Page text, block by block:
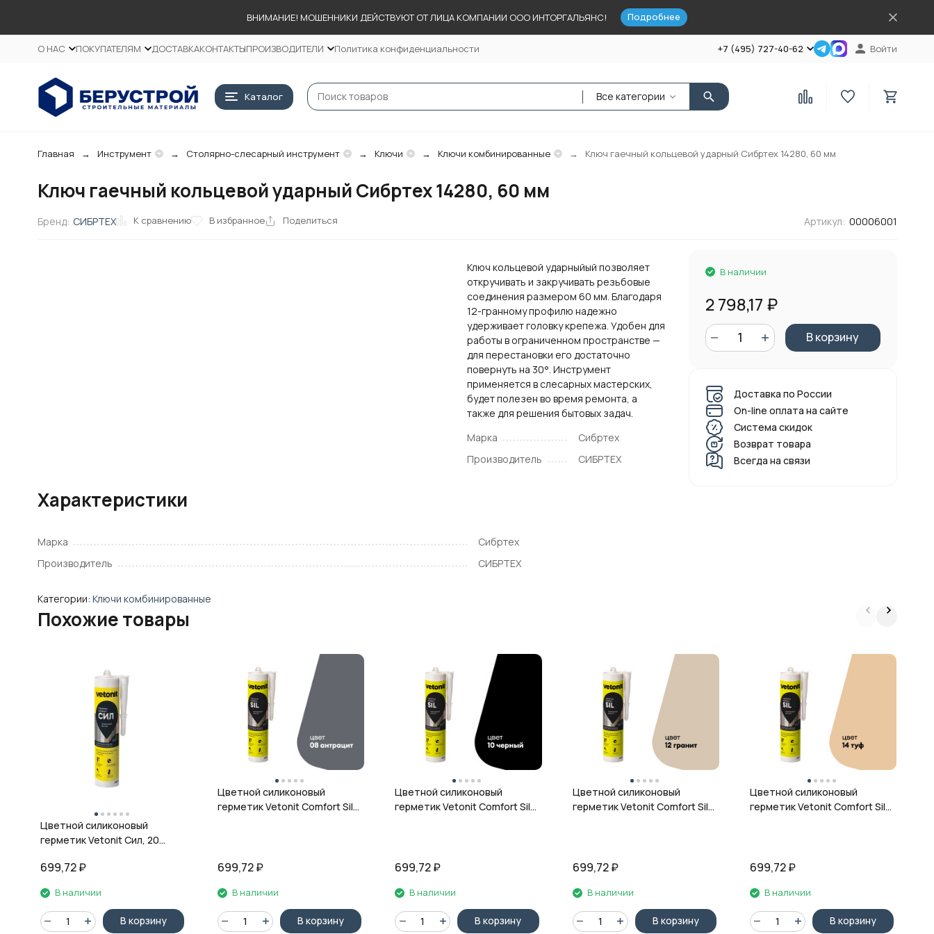
ВНИМАНИЕ! МОШЕННИКИ ДЕЙСТВУЮТ ОТ ЛИЦА КОМПАНИИ ООО ИНТОРГАЛЬЯНС! Подробнее
О НАС ПОКУПАТЕЛЯМ ДОСТАВКАКОНТАКТЫПРОИЗВОДИТЕЛИ Политика конфиденциальности +7 (495) 727-40-62 Войти
Каталог Все категории
Главная Инструмент Столярно-слесарный инструмент Ключи Ключи комбинированные Ключ гаечный кольцевой ударный Сибртех 14280, 60 мм
Ключ гаечный кольцевой ударный Сибртех 14280, 60 мм
Бренд: СИБРТЕХ К сравнению В избранное Поделиться Артикул: 00006001
Ключ кольцевой ударныйый позволяет
откручивать и закручивать резьбовые
соединения размером 60 мм. Благодаря
12-гранному профилю надежно
удерживает головку крепежа. Удобен для
работы в ограниченном пространстве —
для перестановки его достаточно
повернуть на 30°. Инструмент
применяется в слесарных мастерских,
будет полезен во время ремонта, а
также для решения бытовых задач.
Марка
Сибртех
Производитель
СИБРТЕХ
В наличии
2 798,17 ₽
В корзину
Доставка по России
On-line оплата на сайте
Система скидок
Возврат товара
Всегда на связи
Характеристики
Марка
Сибртех
Производитель
СИБРТЕХ
Категории: Ключи комбинированные
Похожие товары
Цветной силиконовый
герметик Vetonit Сил, 20
699,72 ₽
В наличии
В корзину
Цветной силиконовый
герметик Vetonit Comfort Sil,
699,72₽
В наличии
В корзину
Цветной силиконовый
герметик Vetonit Comfort Sil,
699,72₽
В наличии
В корзину
Цветной силиконовый
герметик Vetonit Comfort Sil,
699,72₽
В наличии
В корзину
Цветной силиконовый
герметик Vetonit Comfort Sil,
699,72₽
В наличии
В корзину